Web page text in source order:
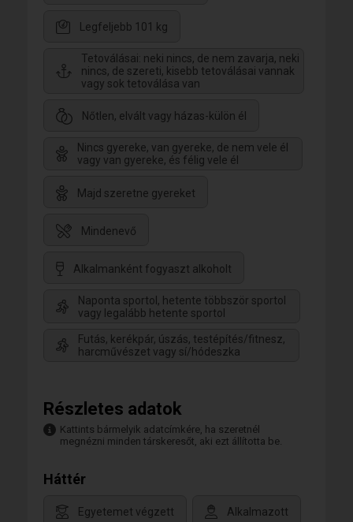
Legfeljebb 101 kg
Tetoválásai: neki nincs, de nem zavarja, neki
nincs, de szereti, kisebb tetoválásai vannak
vagy sok tetoválása van
Nőtlen, elvált vagy házas-külön él
Nincs gyereke, van gyereke, de nem vele él
vagy van gyereke, és félig vele él
Majd szeretne gyereket
Mindenevő
Alkalmanként fogyaszt alkoholt
Naponta sportol, hetente többször sportol
vagy legalább hetente sportol
Futás, kerékpár, úszás, testépítés/fitnesz,
harcművészet vagy sí/hódeszka
Részletes adatok
Kattints bármelyik adatcímkére, ha szeretnél
megnézni minden társkeresőt, aki ezt állította be.
Háttér
Egyetemet végzett Alkalmazott